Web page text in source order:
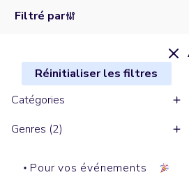
Filtré par
Réinitialiser les filtres
Catégories
Genres (2)
Pour vos événements